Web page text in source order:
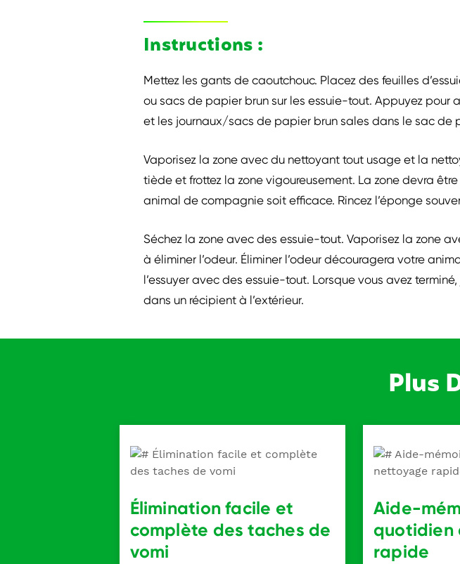
Instructions :
Mettez les gants de caoutchouc. Placez des feuilles
ou sacs de papier brun sur les essuie-tout. Appuyez pour
et les journaux/sacs de papier brun sales dans le sac de
Vaporisez la zone avec du nettoyant tout usage et la
tiède et frottez la zone vigoureusement. La zone devra
animal de compagnie soit efficace. Rincez l’éponge
Séchez la zone avec des essuie-tout. Vaporisez la zone
à éliminer l’odeur. Éliminer l’odeur découragera votre
l’essuyer avec des essuie-tout. Lorsque vous avez
dans un récipient à l’extérieur.
Plus
Élimination facile et
complète des taches de
vomi
Aide-
quotidien
rapide